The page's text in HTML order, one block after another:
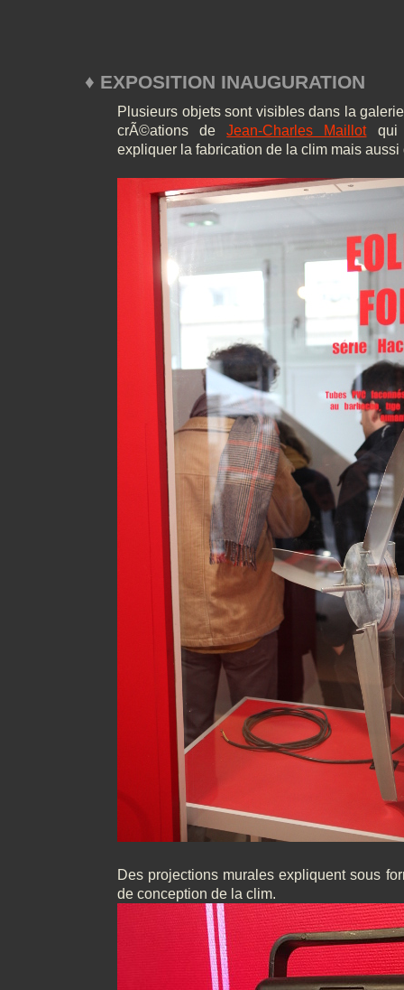
♦ EXPOSITION INAUGURATION
Plusieurs objets sont visibles dans la
crÃ©ations deJean-Charles Maillotqui
expliquer la fabrication de la clim mais
Des projections murales expliquent sous
de conception de la clim.